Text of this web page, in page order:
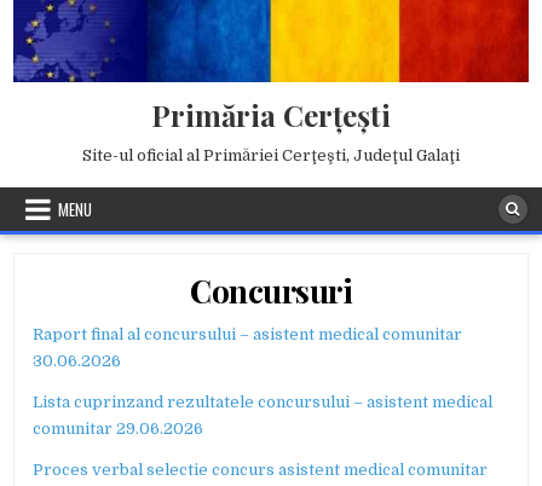
content
Primăria Cerţeşti
Site-ul oficial al Primăriei Cerţeşti, Judeţul Galaţi
MENU
Concursuri
Raport final al concursului – asistent medical comunitar
30.06.2026
Lista cuprinzand rezultatele concursului – asistent medical
comunitar 29.06.2026
Proces verbal selectie concurs asistent medical comunitar